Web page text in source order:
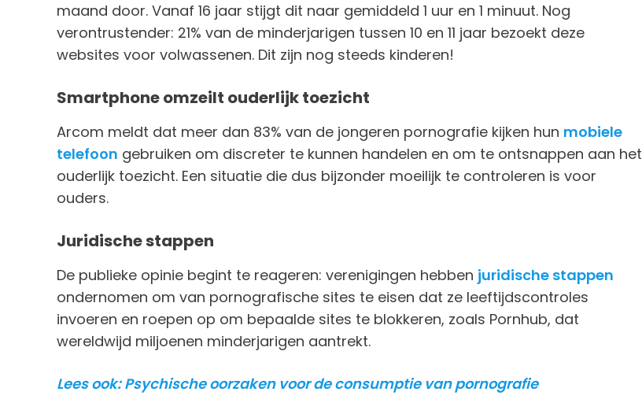
maand door. Vanaf 16 jaar stijgt dit naar gemiddeld 1 uur en 1 minuut. Nog
verontrustender: 21% van de minderjarigen tussen 10 en 11 jaar bezoekt deze
websites voor volwassenen. Dit zijn nog steeds kinderen!
Smartphone omzeilt ouderlijk toezicht
Arcom meldt dat meer dan 83% van de jongeren pornografie kijken hun mobiele
telefoon gebruiken om discreter te kunnen handelen en om te ontsnappen aan het
ouderlijk toezicht. Een situatie die dus bijzonder moeilijk te controleren is voor
ouders.
Juridische stappen
De publieke opinie begint te reageren: verenigingen hebben juridische stappen
ondernomen om van pornografische sites te eisen dat ze leeftijdscontroles
invoeren en roepen op om bepaalde sites te blokkeren, zoals Pornhub, dat
wereldwijd miljoenen minderjarigen aantrekt.
Lees ook: Psychische oorzaken voor de consumptie van pornografie